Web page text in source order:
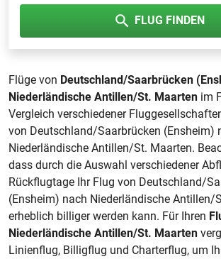
FLUG FINDEN
Flüge von Deutschland/Saarbrücken
Niederländische Antillen/St. Maarten im
Vergleich verschiedener
von Deutschland/Saarbrücken (Ensheim)
Niederländische Antillen/St. Maarten.
dass durch die Auswahl verschiedener
Rückflugtage Ihr Flug von Deutschland/
(Ensheim) nach Niederländische Antillen/
erheblich billiger werden kann. Für Ihren
Niederländische Antillen/St. Maarten
Linienflug, Billigflug und Charterflug, um